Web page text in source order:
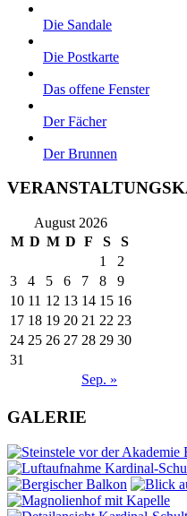
Die Sandale
Die Postkarte
Das offene Fenster
Der Fächer
Der Brunnen
August 2026
M D M D F S S
Sep. »
1
2
3
4 5 6 7 8
9
10 11 12 13 14 15 16
17 18 19 20 21 22 23
24 25 26 27 28 29 30
31
GALERIE